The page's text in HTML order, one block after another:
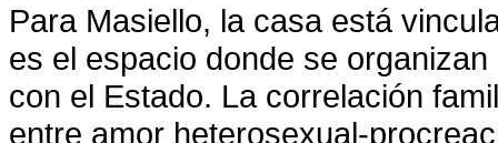
Para Masiello, la casa está
es el espacio donde se
con el Estado. La correlación
entre amor heterosexual-